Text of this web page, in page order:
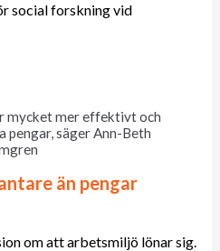
social forskning vid
mycket mer effektivt och
pengar, säger Ann-Beth
än pengar
om att arbetsmiljö lönar sig.